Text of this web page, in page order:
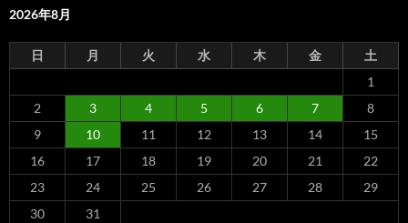
2026年8月
日 月 火 水 木 金
土
1
2
3 4 5 6 7
8
9
10 11 12 13 14
15
16
17 18 19 20 21
22
23
24 25 26 27 28
29
30
31